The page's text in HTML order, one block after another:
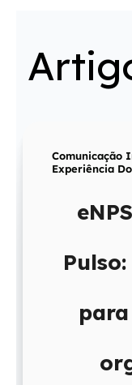
Comunicação
Experiência